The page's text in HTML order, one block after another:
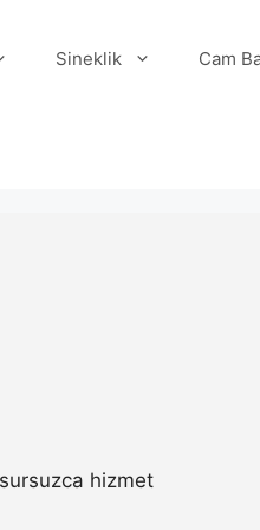
Sineklik Cam
hizmet